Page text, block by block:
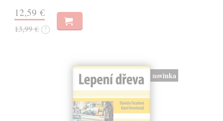
12,59 €
13,99 € ?
novinka